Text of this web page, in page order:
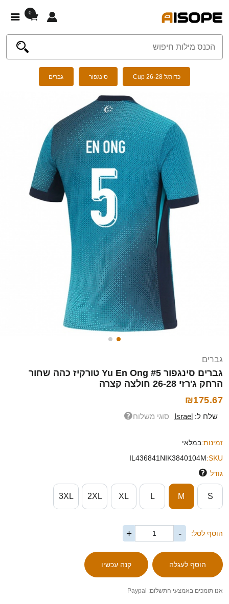
0
כדורגל Cup 26-28 סינגפור גברים
גברים
גברים סינגפור Yu En Ong #5 טורקיז כהה שחור
הרחק ג'רזי 26-28 חולצה קצרה
₪175.67
שלח ל: Israel סוגי משלוח
זמינות:במלאי
SKU:
IL436841NIK3840104M
גודל
S
M
L
XL
2XL
3XL
הוסף לסל: -
+
אנו תומכים באמצעי התשלום: Paypal